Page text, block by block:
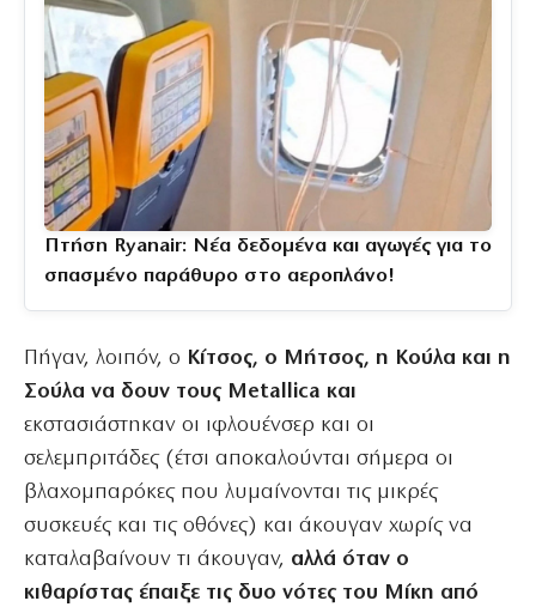
Πτήση Ryanair: Νέα δεδομένα και αγωγές για το
σπασμένο παράθυρο στο αεροπλάνο!
Πήγαν, λοιπόν, ο Κίτσος, ο Μήτσος, η Κούλα και η
Σούλα να δουν τους Metallica και
εκστασιάστηκαν οι ιφλουένσερ και οι
σελεμπριτάδες (έτσι αποκαλούνται σήμερα οι
βλαχομπαρόκες που λυμαίνονται τις μικρές
συσκευές και τις οθόνες) και άκουγαν χωρίς να
καταλαβαίνουν τι άκουγαν, αλλά όταν ο
κιθαρίστας έπαιξε τις δυο νότες του Μίκη από